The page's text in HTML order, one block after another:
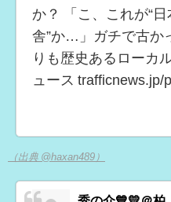
か？ 「こ、これが“
舎”か…」ガチで古か
りも歴史あるローカ
ュース trafficnews.jp/
（出典 @haxan489）